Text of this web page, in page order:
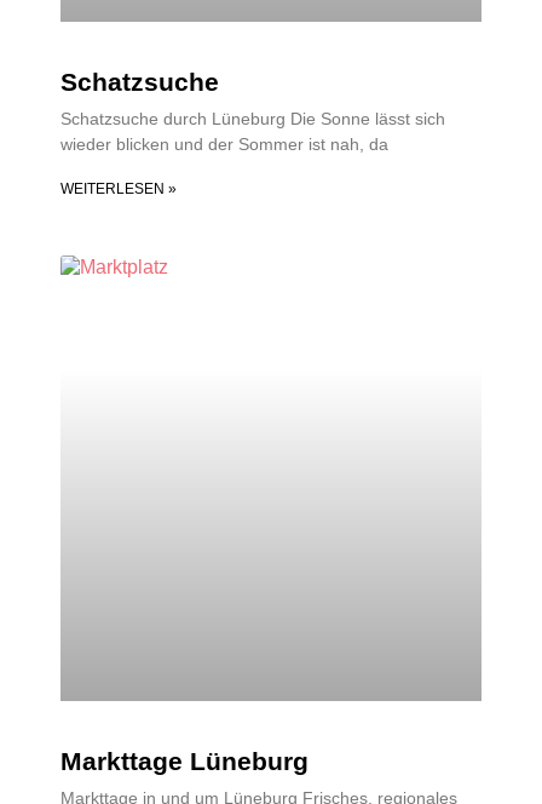
Schatzsuche
Schatzsuche durch Lüneburg Die Sonne lässt sich
wieder blicken und der Sommer ist nah, da
WEITERLESEN »
Markttage Lüneburg
Markttage in und um Lüneburg Frisches, regionales